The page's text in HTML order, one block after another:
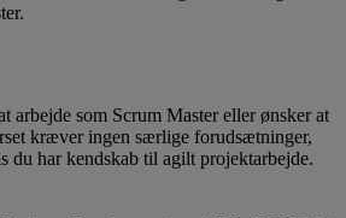
arbejde som Scrum Master eller ønsker at
kræver ingen særlige forudsætninger,
du har kendskab til agilt projektarbejde.